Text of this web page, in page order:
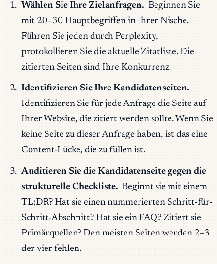
Wählen Sie Ihre Zielanfragen. Beginnen Sie
mit 20–30 Hauptbegriffen in Ihrer Nische.
Führen Sie jeden durch Perplexity,
protokollieren Sie die aktuelle Zitatliste. Die
zitierten Seiten sind Ihre Konkurrenz.
Identifizieren Sie Ihre Kandidatenseiten.
Identifizieren Sie für jede Anfrage die Seite auf
Ihrer Website, die zitiert werden sollte. Wenn Sie
keine Seite zu dieser Anfrage haben, ist das eine
Content-Lücke, die zu füllen ist.
Auditieren Sie die Kandidatenseite gegen die
strukturelle Checkliste. Beginnt sie mit einem
TL;DR? Hat sie einen nummerierten Schritt-für-
Schritt-Abschnitt? Hat sie ein FAQ? Zitiert sie
Primärquellen? Den meisten Seiten werden 2–3
der vier fehlen.